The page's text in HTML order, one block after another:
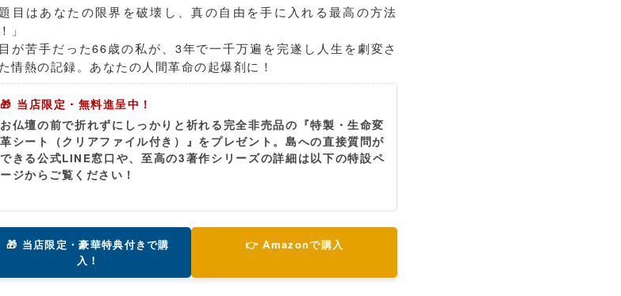
題目はあなたの限界を破壊し、真の自由を手に入れる最高の方法
」
が苦手だった66歳の私が、3年で一千万遍を完遂し人生を劇変さ
情熱の記録。あなたの人間革命の起爆剤に！
🎁 当店限定・無料進呈中！
お仏壇の前で折れずにしっかりと祈れる完全非売品の『特製・生命変
革シート（クリアファイル付き）』をプレゼント。島への直接質問が
できる公式LINE窓口や、至高の3著作シリーズの詳細は以下の特設ペ
ージからご覧ください！
🎁 当店限定・豪華特典付きで購
入！
👉 Amazonで購入